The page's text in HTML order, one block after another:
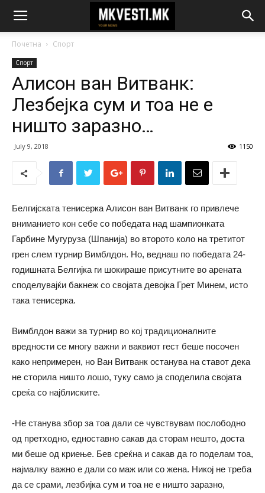
Почетна Спорт
Спорт
Алисон ван Витванк:
Лезбeјка сум и тоа не е
ништо заразно…
July 9, 2018 1150
Белгијската тенисерка Алисон ван Витванк го привлече
вниманието кон себе со победата над шампионката
Гарбине Мугуруза (Шпанија) во второто коло на третитот
грен слем турнир Вимблдон. Но, веднаш по победата 24-
годишната Белгијка ги шокираше присутните во арената
споделувајќи бакнеж со својата девојка Грет Минем, исто
така тенисерка.
Вимблдон важи за турнир во кој традиционалните
вредности се многу важни и ваквиот гест беше посочен
како непримерен, но Ван Витванк останува на ставот дека
не сторила ништо лошо, туку само ја споделила својата
среќа со најблиските.
-Не станува збор за тоа дали се чувствувам послободно
од претходно, едноставно сакав да сторам нешто, доста
ми беше од криење. Бев среќна и сакав да го поделам тоа,
најмалку важно е дали со маж или со жена. Никој не треба
да се срами, лезбијка сум и тоа не е ништо заразно,